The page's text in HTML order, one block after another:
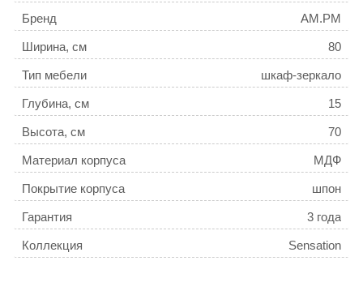
Бренд AM.PM
Ширина, см 80
Тип мебели шкаф-зеркало
Глубина, см 15
Высота, см 70
Материал корпуса МДФ
Покрытие корпуса шпон
Гарантия 3 года
Коллекция Sensation